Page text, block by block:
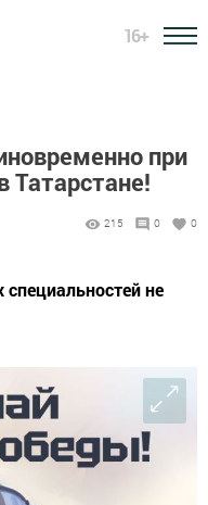
16+
при
Татарстане!
215 0 0
не